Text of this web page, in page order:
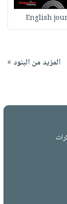
English
المزيد من البنود »